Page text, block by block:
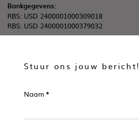
Bankgegevens:
RBS: USD 2400001000309018
RBS: USD 2400001000379032
Stuur ons jouw bericht!
Naam *